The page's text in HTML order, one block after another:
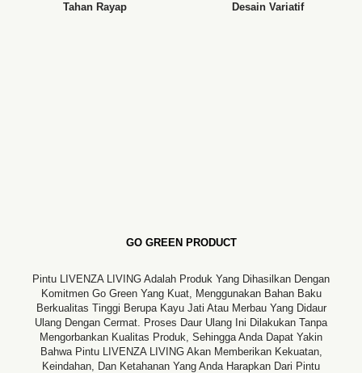
Tahan Rayap Desain Variatif
GO GREEN PRODUCT
Pintu LIVENZA LIVING Adalah Produk Yang Dihasilkan Dengan
Komitmen Go Green Yang Kuat, Menggunakan Bahan Baku
Berkualitas Tinggi Berupa Kayu Jati Atau Merbau Yang Didaur
Ulang Dengan Cermat. Proses Daur Ulang Ini Dilakukan Tanpa
Mengorbankan Kualitas Produk, Sehingga Anda Dapat Yakin
Bahwa Pintu LIVENZA LIVING Akan Memberikan Kekuatan,
Keindahan, Dan Ketahanan Yang Anda Harapkan Dari Pintu